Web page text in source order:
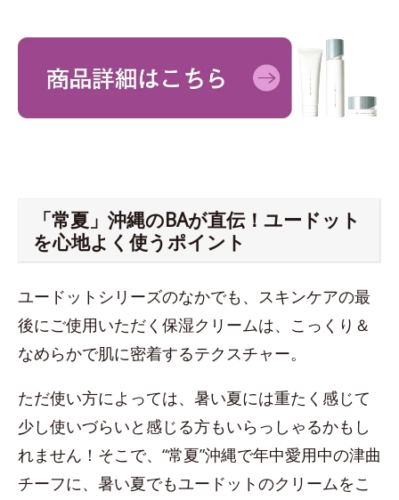
「常夏」沖縄のBAが直伝！ユードット
を心地よく使うポイント
ユードットシリーズのなかでも、スキンケアの最
後にご使用いただく保湿クリームは、こっくり＆
なめらかで肌に密着するテクスチャー。
ただ使い方によっては、暑い夏には重たく感じて
少し使いづらいと感じる方もいらっしゃるかもし
れません！そこで、“常夏”沖縄で年中愛用中の津曲
チーフに、暑い夏でもユードットのクリームをこ